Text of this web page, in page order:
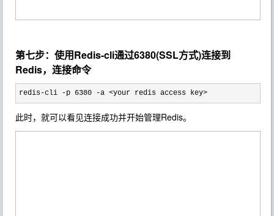
第七步：使用Redis-cli通过6380(SSL方式)连接到
Redis，连接命令
redis-cli -p 6380 -a <your redis access key>
此时，就可以看见连接成功并开始管理Redis。